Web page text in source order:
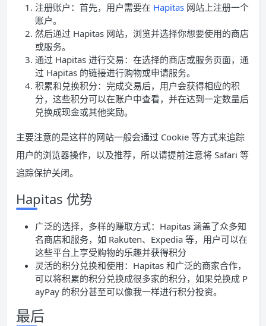
注册账户：首先，用户需要在 Hapitas 网站上注册一个
账户。
然后通过 Hapitas 网站，浏览并选择你想要使用的商店
或服务。
通过 Hapitas 进行交易：在选择的商店或服务页面，通
过 Hapitas 的链接进行购物或申请服务。
积累和兑换积分：完成交易后，用户会获得相应的积
分，这些积分可以在账户中查看，并在达到一定数量后
兑换成现金或其他奖励。
主要注意的是这样的网站一般会通过 Cookie 等方式来追踪
用户的浏览器操作，以及推荐，所以请提前注意将 Safari 等
追踪保护关闭。
Hapitas 优势
广泛的选择，多样的赚取方式：Hapitas 涵盖了众多知
名商店和服务，如 Rakuten、Expedia 等，用户可以在
这些平台上享受购物的乐趣并获得积分
灵活的积分兑换和使用：Hapitas 和广泛的商家合作，
可以将积累的积分兑换成很多家的积分，如果兑换成 P
ayPay 的积分甚至可以像我一样进行积分投资。
最后